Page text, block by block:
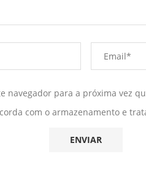
navegador para a próxima vez
com o armazenamento e